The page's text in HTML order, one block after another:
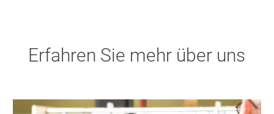
Erfahren Sie mehr über uns